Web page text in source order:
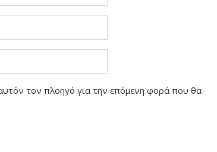
τον πλοηγό για την επόμενη φορά που θα